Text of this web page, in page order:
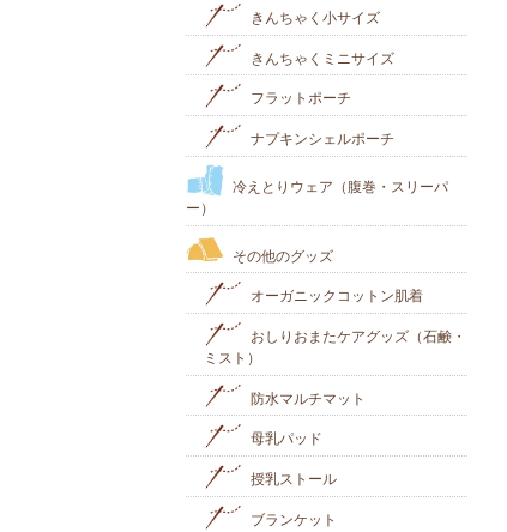
きんちゃく小サイズ
きんちゃくミニサイズ
フラットポーチ
ナプキンシェルポーチ
冷えとりウェア（腹巻・スリーパ
ー）
その他のグッズ
オーガニックコットン肌着
おしりおまたケアグッズ（石鹸・
ミスト）
防水マルチマット
母乳パッド
授乳ストール
ブランケット